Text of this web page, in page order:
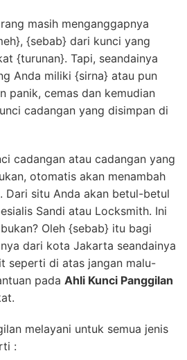
masih menganggapnya
{sebab} dari kunci yang
{turunan}. Tapi, seandainya
Anda miliki {sirna} atau pun
panik, cemas dan kemudian
cadangan yang disimpan di
cadangan atau cadangan yang
otomatis akan menambah
Dari situ Anda akan betul-betul
Sandi atau Locksmith. Ini
Oleh {sebab} itu bagi
dari kota Jakarta seandainya
seperti di atas jangan malu-
pada Ahli Kunci Panggilan
melayani untuk semua jenis
: